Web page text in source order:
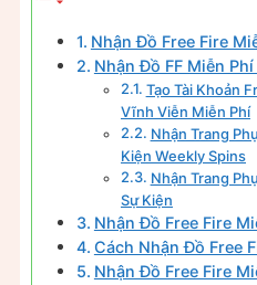
Nhận Đồ Free Fire
Nhận Đồ FF Miễn
Tạo Tài Khoản
Vĩnh Viễn Miễn Phí
Nhận Trang
Kiện Weekly Spins
Nhận Trang
Sự Kiện
Nhận Đồ Free Fire
Cách Nhận Đồ Free
Nhận Đồ Free Fire